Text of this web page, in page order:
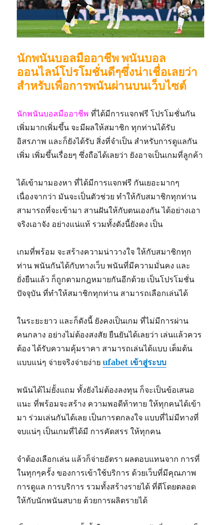
นักพนันบอลมืออาชีพ พนันบอล
ออนไลน์โปรโมชั่นดีๆซึ่งน่าเชื่อเลยว่า
สำหรับเพื่อการพนันผ่านบนเว็บไซต์
นักพนันบอลมืออาชีพที่ได้มีการแจกฟรี โปรโมชั่นกัน
เพิ่มมากเพิ่มขึ้น จะมีผลให้สมาชิก ทุกท่านได้รับ
อิสรภาพ และก็ยังได้รับ สิ่งที่จำเป็น สำหรับการดูแลกัน
เพิ่ม เพิ่มขึ้นเรื่อยๆ ซึ่งถือได้เลยว่า ยังอาจเป็นเกมที่ลูกค้า
ได้เข้ามามองหา ที่ได้มีการแจกฟรี กันเยอะมากๆ
เนื่องจากว่า มันจะเป็นตัวช่วย ทำให้กับสมาชิกทุกท่าน
สามารถที่จะเข้ามา สานฝันให้กับตนเองกัน ได้อย่างเอา
จริงเอาจัง อย่างแน่แท้ รวมทั้งดังนี้ยังคง เป็น
เกมที่พร้อม จะสร้างความน่าวางใจ ให้กับสมาชิกทุก
ท่าน พนันกันได้กับทางเว็บ พนันที่มีความมั่นคง และ
ยั่งยืนแล้ว ก็ถูกตามกฎหมายกันอีกด้วย เป็นโปรโมชั่น
ปัจจุบัน ที่ทำให้สมาชิกทุกท่าน สามารถเลือกเล่นได้
ในระยะยาว และก็ดังนี้ ยังคงเป็นเกม ที่ไม่มีการผ่าน
คนกลาง อย่างไม่ต้องสงสัย ยืนยันได้เลยว่า เล่นแล้วควร
ต้อง ได้รับความคุ้มราคา สามารถเล่นได้แบบ เต็มต้น
แบบแน่ๆ จ่ายจริงจ่ายง่ายufabet เข้าสู่ระบบ
พนันได้ไม่ยั้งแถม ทั้งยังไม่ต้องลงทุน ก็จะเป็นข้อเสนอ
แนะ ที่พร้อมจะสร้าง ความพอดีท้าทาย ให้ทุกคนได้เข้า
มา ร่วมเล่นกันได้เลย เป็นการตกลงใจ แบบที่ไม่มีทางที่
จบแน่ๆ เป็นเกมที่ได้มี การคัดสรร ให้ทุกคน
จำต้องเลือกเล่น แล้วก็จ่ายอัตรา ผลตอบแทนจาก การที่
ในทุกๆครั้ง ของการเข้าใช้บริการ ด้วยเว็บที่มีคุณภาพ
การดูแล การบริการ รวมทั้งสร้างรายได้ ที่ดีโดยตลอด
ให้กับนักพนันสบาย ด้วยการผลิตรายได้